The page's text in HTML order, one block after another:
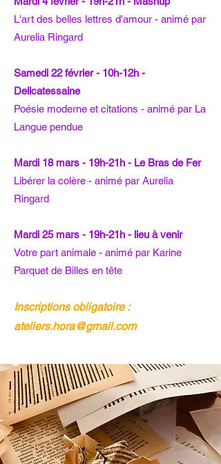
L'art des belles lettres d'amour - animé par
Aurelia Ringard​​​​
Samedi 22 février - 10h-12h -
Delicatessaine
Poésie moderne et citations - animé par La
Langue pendue
Mardi 18 mars - 19h-21h - Le Bras de Fer
Libérer la colère - animé par Aurelia
Ringard​​​​
Mardi 25 mars - 19h-21h - lieu à venir
Votre part animale - animé par Karine
Parquet de Billes en tête
Inscriptions obligatoire :
ateliers.hora@gmail.com